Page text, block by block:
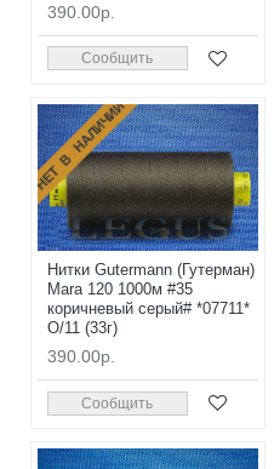
390.00р.
Сообщить
НЕТ В НАЛИЧИИ
Нитки Gutermann (Гутерман)
Mara 120 1000м #35
коричневый серый# *07711*
O/11 (33г)
390.00р.
Сообщить